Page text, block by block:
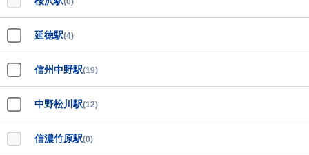
延徳駅(4)
信州中野駅(19)
中野松川駅(12)
信濃竹原駅(0)